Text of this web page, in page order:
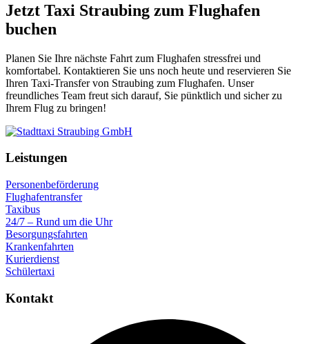
Jetzt Taxi Straubing zum Flughafen
buchen
Planen Sie Ihre nächste Fahrt zum Flughafen stressfrei und
komfortabel. Kontaktieren Sie uns noch heute und reservieren Sie
Ihren Taxi-Transfer von Straubing zum Flughafen. Unser
freundliches Team freut sich darauf, Sie pünktlich und sicher zu
Ihrem Flug zu bringen!
Leistungen
Personenbeförderung
Flughafentransfer
Taxibus
24/7 – Rund um die Uhr
Besorgungsfahrten
Krankenfahrten
Kurierdienst
Schülertaxi
Kontakt